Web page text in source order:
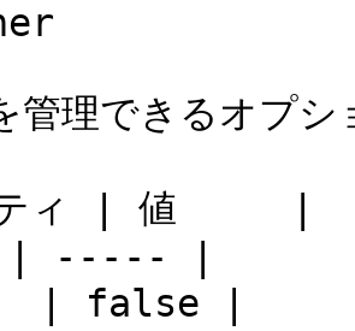
管理できるオプシ
ティ | 値     |
----- |
| false |